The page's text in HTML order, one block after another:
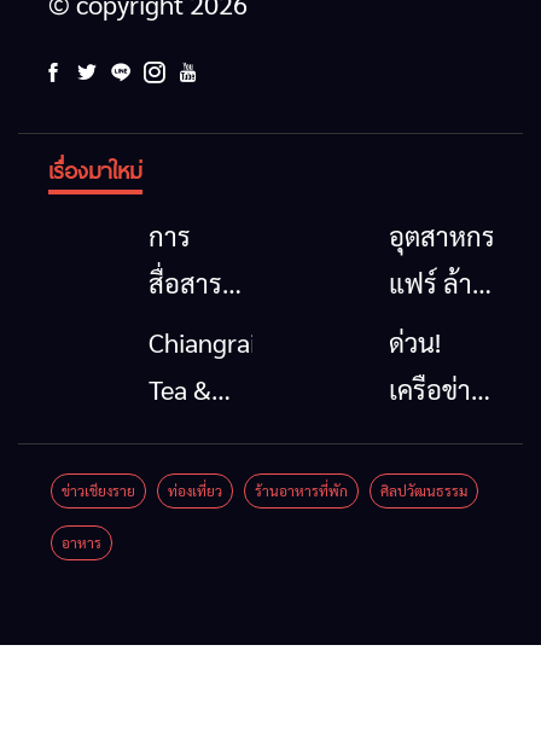
เรื่องมาใหม่
การ
สื่อสาร
โทรคมนาคม
กรณีภัย
เชียงราย
เมื่อ
อุตสาหกรรม
แฟร์ ล้าน
นาตะวัน
ออก
รวมของดี
สินค้าเด่น
Chiangrai
Tea &
Coffee
Festival
ด่วน!
เครือข่าย
ลุ่มน้ำกก
ยื่น 5 ข้อ
ข่าวเชียงราย ท่องเที่ยว ร้านอาหารที่พัก ศิลปวัฒนธรรม
อาหาร